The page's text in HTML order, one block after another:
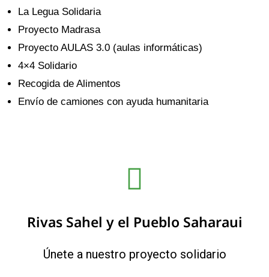
La Legua Solidaria
Proyecto Madrasa
Proyecto AULAS 3.0 (aulas informáticas)
4×4 Solidario
Recogida de Alimentos
Envío de camiones con ayuda humanitaria
Rivas Sahel y el Pueblo Saharaui
Únete a nuestro proyecto solidario